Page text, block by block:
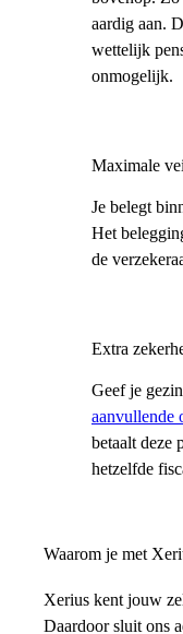
aardig aan.
wettelijk
onmogelijk.
Maximale
Je belegt
Het
de
Extra
Geef je
aanvullende
betaalt deze
hetzelfde
Waarom je met
Xerius kent jouw
Daardoor sluit ons